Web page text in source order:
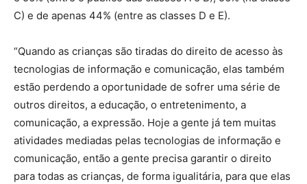
C) e de apenas 44% (entre as classes D e E).
“Quando as crianças são tiradas do direito de acesso às
tecnologias de informação e comunicação, elas também
estão perdendo a oportunidade de sofrer uma série de
outros direitos, a educação, o entretenimento, a
comunicação, a expressão. Hoje a gente já tem muitas
atividades mediadas pelas tecnologias de informação e
comunicação, então a gente precisa garantir o direito
para todas as crianças, de forma igualitária, para que elas